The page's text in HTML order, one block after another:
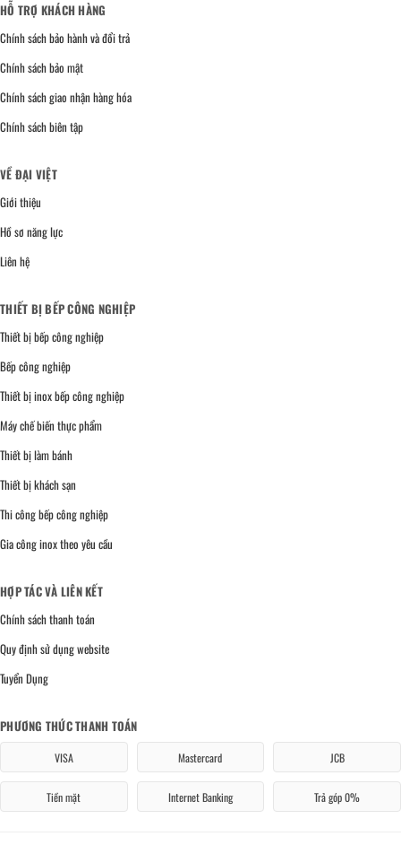
HỖ TRỢ KHÁCH HÀNG
Chính sách bảo hành và đổi trả
Chính sách bảo mật
Chính sách giao nhận hàng hóa
Chính sách biên tập
VỀ ĐẠI VIỆT
Giới thiệu
Hồ sơ năng lực
Liên hệ
THIẾT BỊ BẾP CÔNG NGHIỆP
Thiết bị bếp công nghiệp
Bếp công nghiệp
Thiết bị inox bếp công nghiệp
Máy chế biến thực phẩm
Thiết bị làm bánh
Thiết bị khách sạn
Thi công bếp công nghiệp
Gia công inox theo yêu cầu
HỢP TÁC VÀ LIÊN KẾT
Chính sách thanh toán
Quy định sử dụng website
Tuyển Dụng
PHƯƠNG THỨC THANH TOÁN
VISA Mastercard JCB
Tiền mặt Internet Banking Trả góp 0%